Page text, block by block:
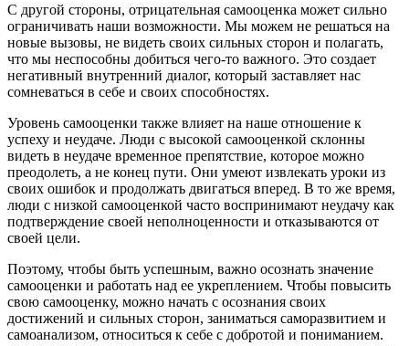
С другой стороны, отрицательная самооценка может сильно
ограничивать наши возможности. Мы можем не решаться на
новые вызовы, не видеть своих сильных сторон и полагать,
что мы неспособны добиться чего-то важного. Это создает
негативный внутренний диалог, который заставляет нас
сомневаться в себе и своих способностях.
Уровень самооценки также влияет на наше отношение к
успеху и неудаче. Люди с высокой самооценкой склонны
видеть в неудаче временное препятствие, которое можно
преодолеть, а не конец пути. Они умеют извлекать уроки из
своих ошибок и продолжать двигаться вперед. В то же время,
люди с низкой самооценкой часто воспринимают неудачу как
подтверждение своей неполноценности и отказываются от
своей цели.
Поэтому, чтобы быть успешным, важно осознать значение
самооценки и работать над ее укреплением. Чтобы повысить
свою самооценку, можно начать с осознания своих
достижений и сильных сторон, заниматься саморазвитием и
самоанализом, относиться к себе с добротой и пониманием.